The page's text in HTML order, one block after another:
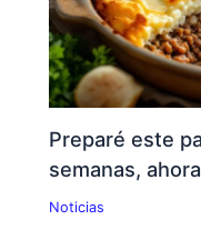
Preparé este
semanas,
Noticias